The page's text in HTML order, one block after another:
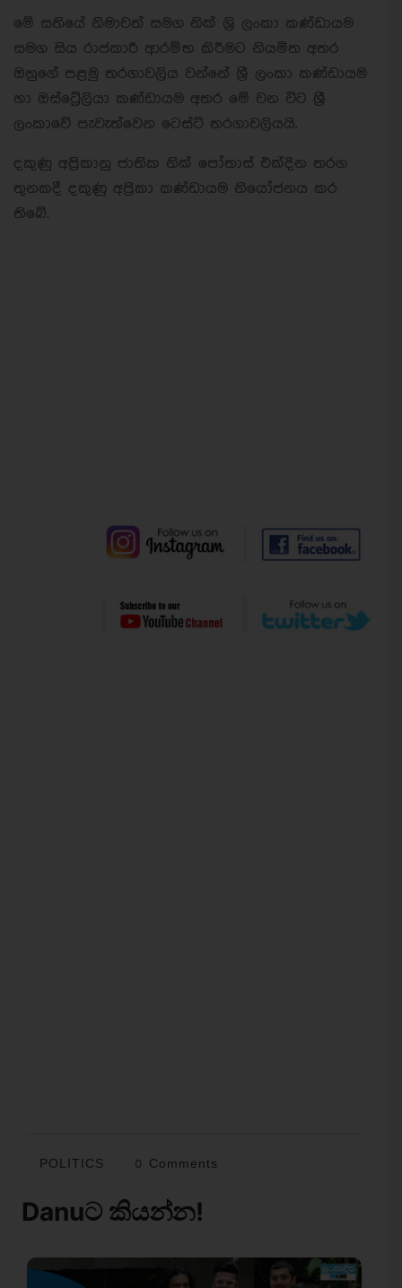
මේ සතියේ නිමාවත් සමග නික් ශ්‍රි ලංකා කණ්ඩායම
සමග සිය රාජකාරී ආරම්භ කිරීමට නියමිත අතර
ඔහුගේ පළමු තරගාවලිය වන්නේ ශ්‍රී ලංකා කණ්ඩායම
හා ඔස්ට්‍රේලියා කණ්ඩායම අතර මේ වන විට ශ්‍රී
ලංකාවේ පැවැත්වෙන ටෙස්ට් තරගාවලියයි.
දකුණු අප්‍රිකානු ජාතික නික් පෝතාස් එක්දින තරග
තුනකදී දකුණු අප්‍රිකා කණ්ඩායම නියෝජනය කර
තිබේ.
POLITICS 0 Comments